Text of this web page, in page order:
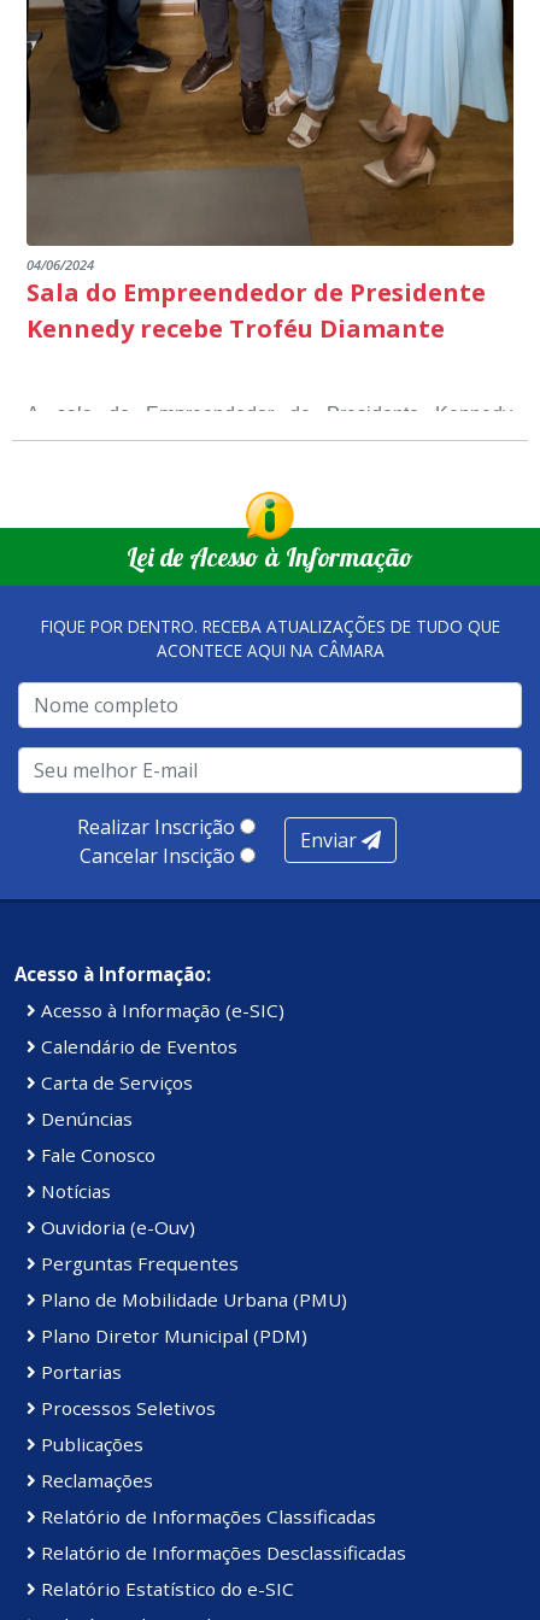
04/06/2024
Sala do Empreendedor de Presidente
Kennedy recebe Troféu Diamante
A sala do Empreendedor de Presidente Kennedy
recebeu o Selo Sebrae de Referência em atendimento, o
atesta a qualidade dos serviços prestados aos
empreendedores locais.
O Selo Sebrae nasceu inspirado nos casos de sucesso,
que merecem o reconhecimento nacional, que se
tornaram referência, nas melhorias da gestão, e na
qualidade dos atendimentos prestados nesses espaços.
A metodologia de avaliação se concentra em 7 pilares:
qualidade no atendimento remoto, gestão, oferta /
realização de soluções, ambiente de negócios,
infraestrutura, presença digital e cobertura e
produtividade. Somados, todos as categorias totalizam
Kennedy.
Lei de Acesso à Informação
FIQUE POR DENTRO. RECEBA ATUALIZAÇÕES DE TUDO QUE
ACONTECE AQUI NA CÂMARA
Realizar Inscrição
Cancelar Inscição
Enviar
Acesso à Informação:
Acesso à Informação (e-SIC)
Calendário de Eventos
Carta de Serviços
Denúncias
Fale Conosco
Notícias
Ouvidoria (e-Ouv)
Perguntas Frequentes
Plano de Mobilidade Urbana (PMU)
Plano Diretor Municipal (PDM)
Portarias
Processos Seletivos
Publicações
Reclamações
Relatório de Informações Classificadas
Relatório de Informações Desclassificadas
Relatório Estatístico do e-SIC